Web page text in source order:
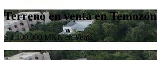
Terreno en venta en Temozón
$ 1,100,000 MXN en Venta